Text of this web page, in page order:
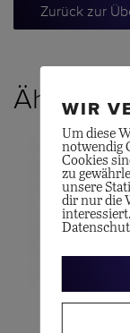
Zurück zur
Ähnliche
WIR
Um diese
notwendig
Cookies
zu
unsere
dir nur die